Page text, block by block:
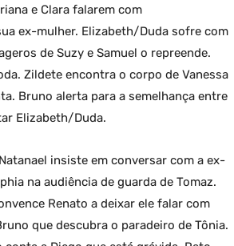
e Clara falarem com
ex-mulher. Elizabeth/Duda sofre com
de Suzy e Samuel o repreende.
Zildete encontra o corpo de Vanessa
Bruno alerta para a semelhança entre
Elizabeth/Duda.
insiste em conversar com a ex-
na audiência de guarda de Tomaz.
Renato a deixar ele falar com
que descubra o paradeiro de Tônia.